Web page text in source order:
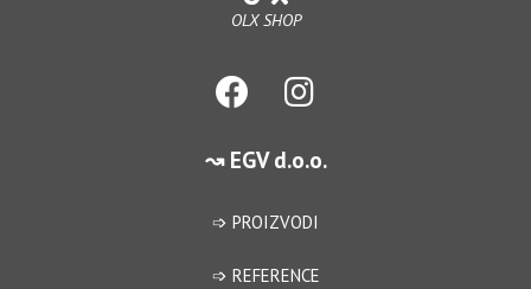
OLX SHOP
↝ EGV d.o.o.
➩ PROIZVODI
➩ REFERENCE